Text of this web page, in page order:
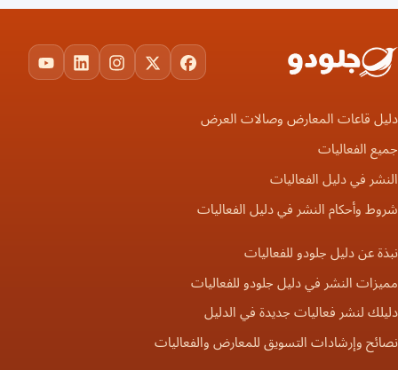
Facebook
X
Instagram
LinkedIn
دليل قاعات المعارض وصالات العرض
جميع الفعاليات
النشر في دليل الفعاليات
شروط وأحكام النشر في دليل الفعاليات
نبذة عن دليل جلودو للفعاليات
مميزات النشر في دليل جلودو للفعاليات
دليلك لنشر فعاليات جديدة في الدليل
نصائح وإرشادات التسويق للمعارض والفعاليات